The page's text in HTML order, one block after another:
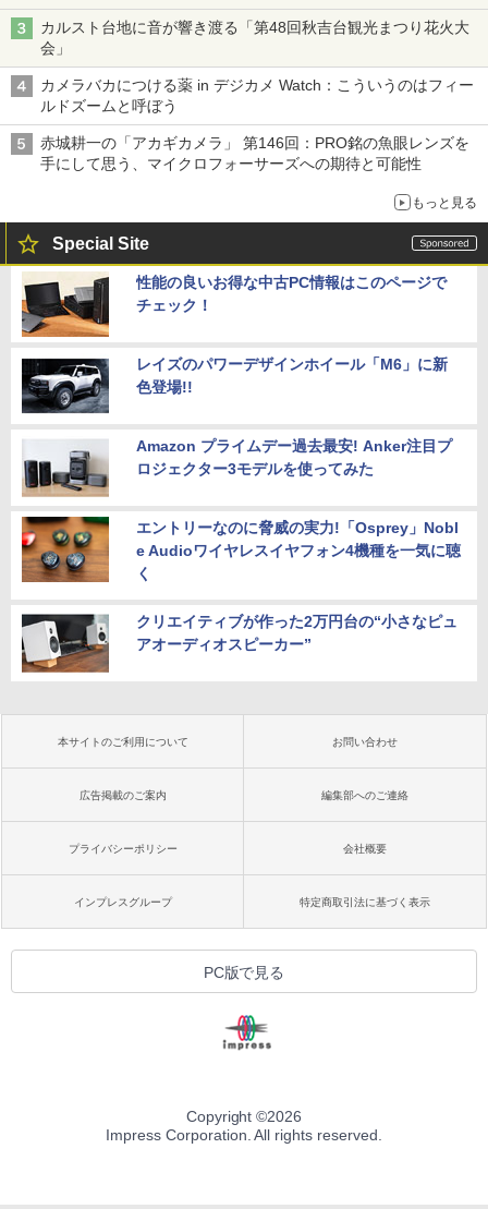
カルスト台地に音が響き渡る「第48回秋吉台観光まつり花火大
会」
カメラバカにつける薬 in デジカメ Watch：こういうのはフィー
ルドズームと呼ぼう
赤城耕一の「アカギカメラ」 第146回：PRO銘の魚眼レンズを
手にして思う、マイクロフォーサーズへの期待と可能性
もっと見る
Special Site
性能の良いお得な中古PC情報はこのページで
チェック！
レイズのパワーデザインホイール「M6」に新
色登場!!
Amazon プライムデー過去最安! Anker注目プ
ロジェクター3モデルを使ってみた
エントリーなのに脅威の実力!「Osprey」Nobl
e Audioワイヤレスイヤフォン4機種を一気に聴
く
クリエイティブが作った2万円台の“小さなピュ
アオーディオスピーカー”
本サイトのご利用について お問い合わせ
広告掲載のご案内 編集部へのご連絡
プライバシーポリシー 会社概要
インプレスグループ 特定商取引法に基づく表示
PC版で見る
Copyright ©2026
Impress Corporation. All rights reserved.